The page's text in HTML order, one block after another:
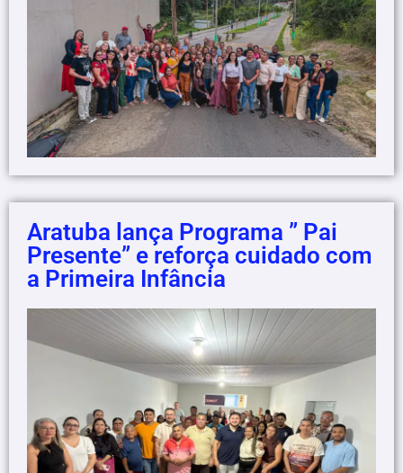
Aratuba lança Programa ” Pai
Presente” e reforça cuidado com
a Primeira Infância